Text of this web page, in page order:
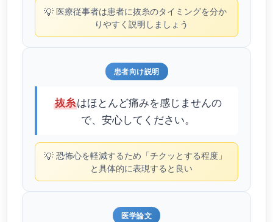
💡 医療従事者は患者に抜糸のタイミングを分か
りやすく説明しましょう
患者向け説明
抜糸はほとんど痛みを感じませんの
で、安心してください。
💡 恐怖心を軽減するため「チクッとする程度」
と具体的に表現すると良い
医学論文